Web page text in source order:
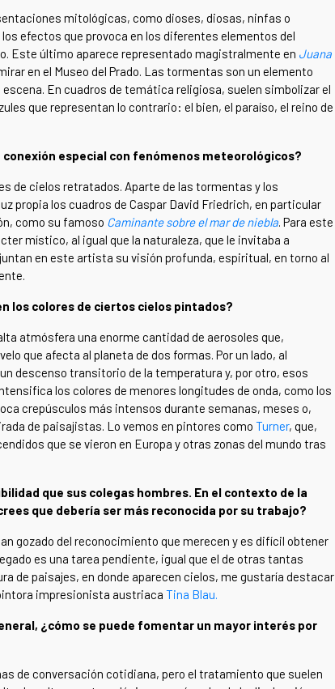
mitológicas, como dioses, diosas, ninfas o
efectos que provoca en los diferentes elementos del
Este último aparece representado magistralmente en Juana
en el Museo del Prado. Las tormentas son un elemento
En cuadros de temática religiosa, suelen simbolizar el
que representan lo contrario: el bien, el paraíso, el reino de
especial con fenómenos meteorológicos?
de cielos retratados. Aparte de las tormentas y los
propia los cuadros de Caspar David Friedrich, en particular
como su famoso Caminante sobre el mar de niebla. Para este
místico, al igual que la naturaleza, que le invitaba a
en este artista su visión profunda, espiritual, en torno al
los colores de ciertos cielos pintados?
atmósfera una enorme cantidad de aerosoles que,
que afecta al planeta de dos formas. Por un lado, al
descenso transitorio de la temperatura y, por otro, esos
los colores de menores longitudes de onda, como los
crepúsculos más intensos durante semanas, meses o,
de paisajistas. Lo vemos en pintores como Turner, que,
que se vieron en Europa y otras zonas del mundo tras
que sus colegas hombres. En el contexto de la
que debería ser más reconocida por su trabajo?
gozado del reconocimiento que merecen y es difícil obtener
es una tarea pendiente, igual que el de otras tantas
de paisajes, en donde aparecen cielos, me gustaría destacar
impresionista austriaca Tina Blau.
¿cómo se puede fomentar un mayor interés por
de conversación cotidiana, pero el tratamiento que suelen